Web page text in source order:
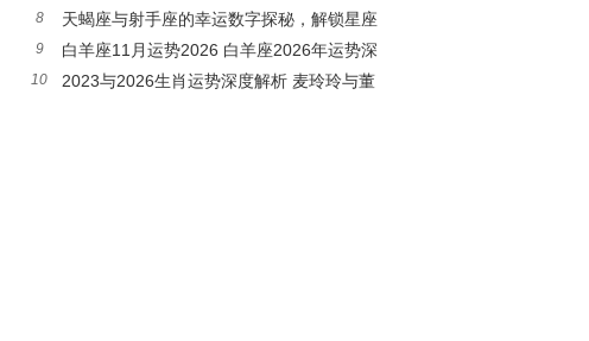
星座解析
8
天蝎座与射手座的幸运数字探秘，解锁星座
好运密码
9
白羊座11月运势2026 白羊座2026年运势深
度解析
10
2023与2026生肖运势深度解析 麦玲玲与董